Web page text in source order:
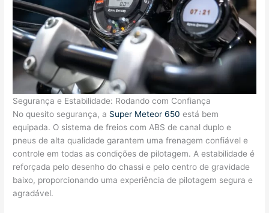
Segurança e Estabilidade: Rodando com Confiança
No quesito segurança, a Super Meteor 650 está bem
equipada. O sistema de freios com ABS de canal duplo e
pneus de alta qualidade garantem uma frenagem confiável e
controle em todas as condições de pilotagem. A estabilidade é
reforçada pelo desenho do chassi e pelo centro de gravidade
baixo, proporcionando uma experiência de pilotagem segura e
agradável.